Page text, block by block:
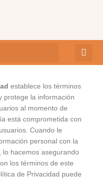
establece los términos
protege la información
al momento de
está comprometida con
Cuando le
personal con la
hacemos asegurando
los términos de este
de Privacidad puede